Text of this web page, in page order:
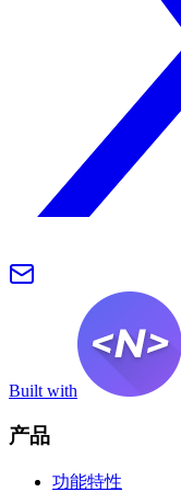
Built with
产品
功能特性